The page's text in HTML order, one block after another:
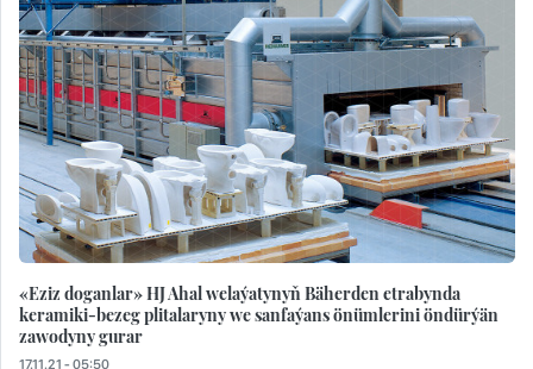
«Eziz doganlar» HJ Ahal welaýatynyň Bäherden etrabynda
keramiki-bezeg plitalaryny we sanfaýans önümlerini öndürýän
zawodyny gurar
17.11.21 - 05:50